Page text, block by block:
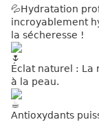
💦Hydratation
incroyablement
la sécheresse !
Éclat naturel : La
à la peau.
Antioxydants